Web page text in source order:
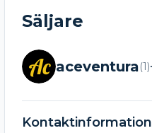
Säljare
Ac aceventura(1)
Kontaktinformation